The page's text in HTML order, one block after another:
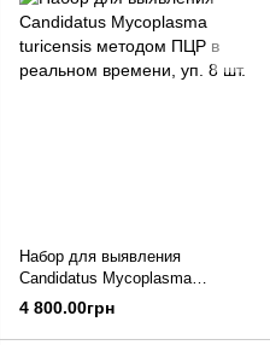
Набор для выявления
Candidatus Mycoplasma
turicensis методом ПЦР в
реальном времени, уп. 8 шт.
4 800.00грн